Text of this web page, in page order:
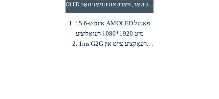
OLED מאָניטאָר, פּאָרטאַטיוו מאָניטאָר: PD16AMO
1. 15.6-אינטש AMOLED פּאַנעל
מיט 1920*1080 רעזאָלוציע
2. 1ms G2G רעאַקציע צייט און